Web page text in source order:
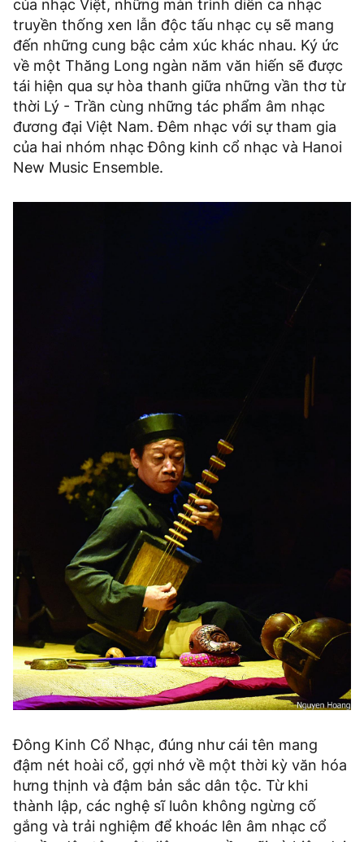
của nhạc Việt, những màn trình diễn ca nhạc
truyền thống xen lẫn độc tấu nhạc cụ sẽ mang
đến những cung bậc cảm xúc khác nhau. Ký ức
về một Thăng Long ngàn năm văn hiến sẽ được
tái hiện qua sự hòa thanh giữa những vần thơ từ
thời Lý - Trần cùng những tác phẩm âm nhạc
đương đại Việt Nam. Đêm nhạc với sự tham gia
của hai nhóm nhạc Đông kinh cổ nhạc và Hanoi
New Music Ensemble.
Đông Kinh Cổ Nhạc, đúng như cái tên mang
đậm nét hoài cổ, gợi nhớ về một thời kỳ văn hóa
hưng thịnh và đậm bản sắc dân tộc. Từ khi
thành lập, các nghệ sĩ luôn không ngừng cố
gắng và trải nghiệm để khoác lên âm nhạc cổ